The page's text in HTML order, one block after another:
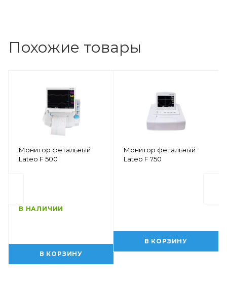
Похожие товары
Монитор фетальный
Lateo F 500
В НАЛИЧИИ
В КОРЗИНУ
Монитор фетальный
Lateo F 750
В КОРЗИНУ